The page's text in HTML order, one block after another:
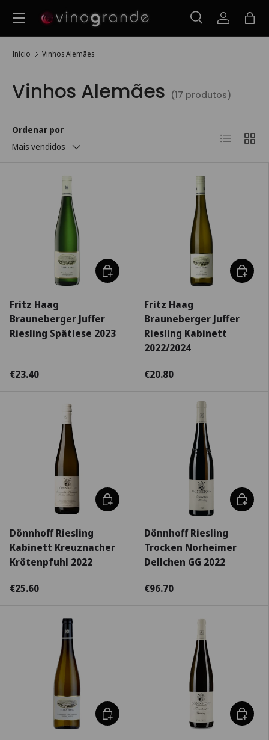
Ir para o conteúdo
Pesquisar
PesquisarIniciarSaco
Menu
Início Vinhos Alemães
Vinhos Alemães (17 produtos)
Ordenar por
Mais vendidos
Lista
Fritz Haag
Brauneberger Juffer
Riesling Spätlese 2023
€23.40
Escolha as opções
Fritz Haag
Brauneberger Juffer
Riesling Kabinett
2022/2024
€20.80
Dönnhoff Riesling
Kabinett Kreuznacher
Krötenpfuhl 2022
€25.60
Escolha as opções
Dönnhoff Riesling
Trocken Norheimer
Dellchen GG 2022
€96.70
Escolha as opções